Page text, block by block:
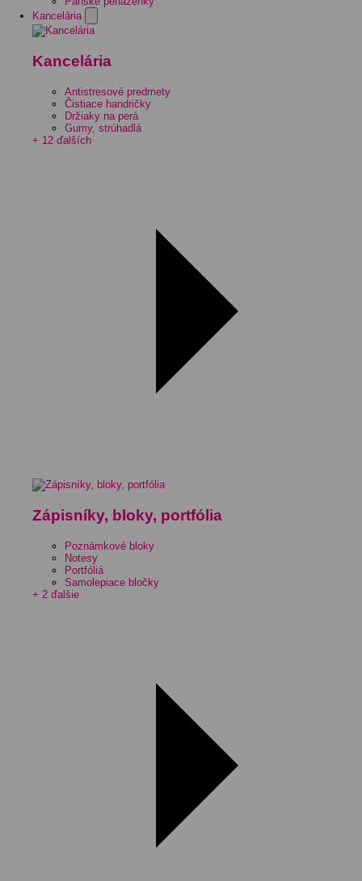
Kancelária
Kancelária
Antistresové predmety
Čistiace handričky
Držiaky na perá
Gumy, strúhadlá
+ 12 ďalších
Zápisníky, bloky, portfólia
Poznámkové bloky
Notesy
Portfóliá
Samolepiace bločky
+ 2 ďalšie